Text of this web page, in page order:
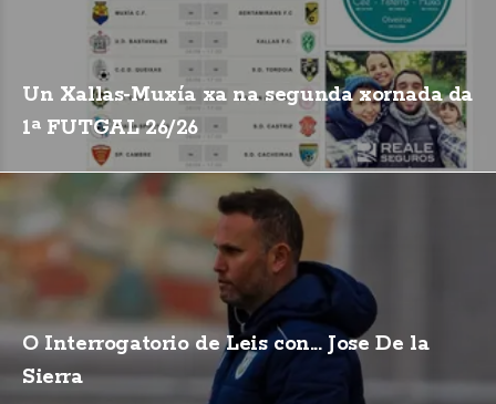
Un Xallas-Muxía xa na segunda xornada da
1ª FUTGAL 26/26
O Interrogatorio de Leis con... Jose De la
Sierra